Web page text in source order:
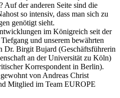
Auf der anderen Seite sind die
so intensiv, dass man sich zu
genötigt sieht.
im Königreich seit der
und unserem bewährten
Dr. Birgit Bujard (Geschäftsführerin
an der Universität zu Köln)
Korrespondent in Berlin).
von Andreas Christ
Mitglied im Team EUROPE